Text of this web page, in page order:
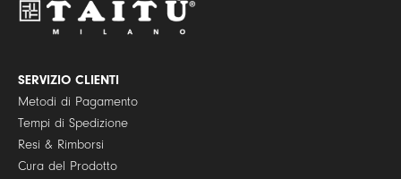
o
y
*
SERVIZIO CLIENTI
Metodi di Pagamento
Tempi di Spedizione
Resi & Rimborsi
Cura del Prodotto